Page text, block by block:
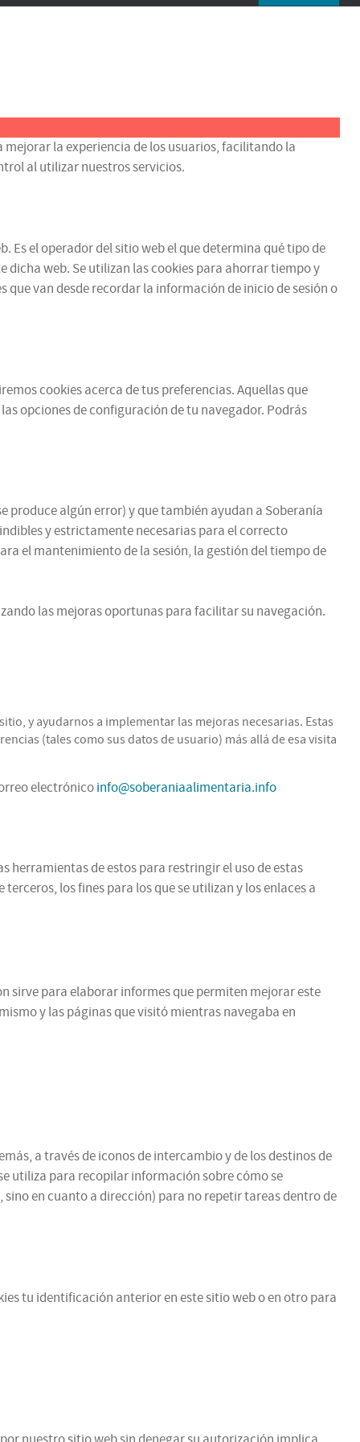
la experiencia de los usuarios, facilitando la
al utilizar nuestros servicios.
Es el operador del sitio web el que determina qué tipo de
dicha web. Se utilizan las cookies para ahorrar tiempo y
van desde recordar la información de inicio de sesión o
cookies acerca de tus preferencias. Aquellas que
opciones de configuración de tu navegador. Podrás
produce algún error) y que también ayudan a Soberanía
y estrictamente necesarias para el correcto
el mantenimiento de la sesión, la gestión del tiempo de
las mejoras oportunas para facilitar su navegación.
y ayudarnos a implementar las mejoras necesarias. Estas
(tales como sus datos de usuario) más allá de esa visita
electrónicoinfo@soberaniaalimentaria.info
herramientas de estos para restringir el uso de estas
los fines para los que se utilizan y los enlaces a
sirve para elaborar informes que permiten mejorar este
y las páginas que visitó mientras navegaba en
a través de iconos de intercambio y de los destinos de
utiliza para recopilar información sobre cómo se
en cuanto a dirección) para no repetir tareas dentro de
tu identificación anterior en este sitio web o en otro para